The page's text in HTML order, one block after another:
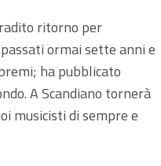
ritorno per
ormai sette anni e
ha pubblicato
A Scandiano tornerà
musicisti di sempre e